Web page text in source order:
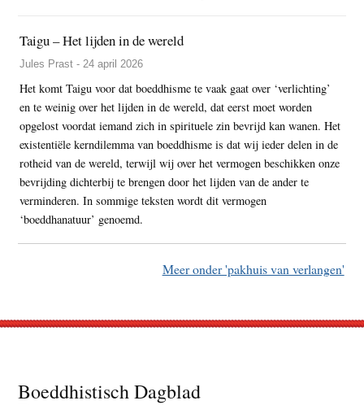
Taigu – Het lijden in de wereld
Jules Prast - 24 april 2026
Het komt Taigu voor dat boeddhisme te vaak gaat over ‘verlichting’
en te weinig over het lijden in de wereld, dat eerst moet worden
opgelost voordat iemand zich in spirituele zin bevrijd kan wanen. Het
existentiële kerndilemma van boeddhisme is dat wij ieder delen in de
rotheid van de wereld, terwijl wij over het vermogen beschikken onze
bevrijding dichterbij te brengen door het lijden van de ander te
verminderen. In sommige teksten wordt dit vermogen
‘boeddhanatuur’ genoemd.
Meer onder 'pakhuis van verlangen'
Footer
Boeddhistisch Dagblad